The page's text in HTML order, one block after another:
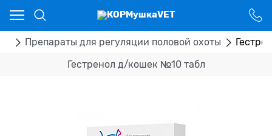
Препараты для регуляции половой охоты
Гестренол д/кошек №10 табл
Ваш город - Костанай,
угадали?